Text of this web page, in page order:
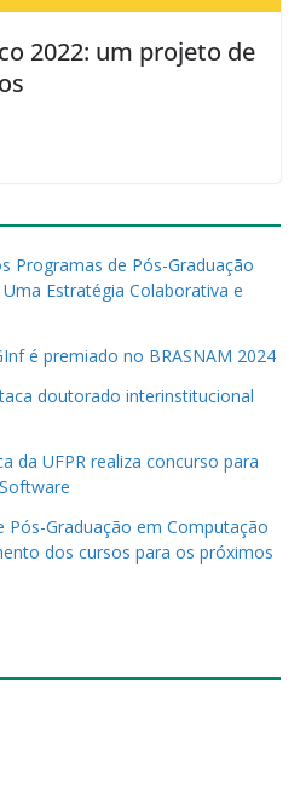
2022: um projeto de
Programas de Pós-Graduação
Estratégia Colaborativa e
é premiado no BRASNAM 2024
doutorado interinstitucional
da UFPR realiza concurso para
Pós-Graduação em Computação
dos cursos para os próximos